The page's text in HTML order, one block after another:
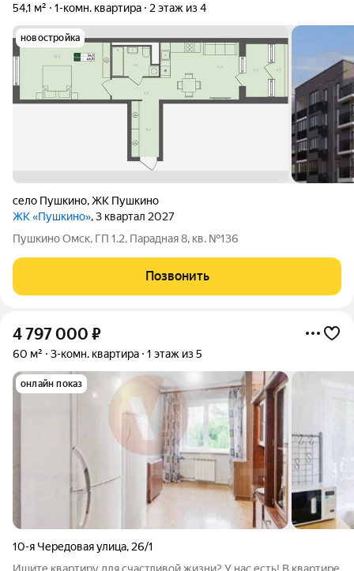
54,1 м²
1-комн. квартира 2 этаж из 4
новостройка
село Пушкино,ЖК Пушкино
ЖК «Пушкино», 3 квартал 2027
Пушкино Омск, ГП 1.2, Парадная 8, кв. №136
Позвонить
4 797 000 ₽
60 м² 3-комн. квартира 1 этаж из 5
онлайн показ
10-я Чередовая улица, 26/1